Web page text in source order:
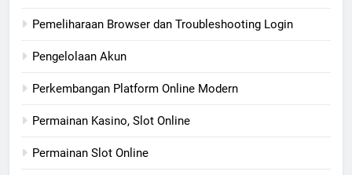
Pemeliharaan Browser dan Troubleshooting Login
Pengelolaan Akun
Perkembangan Platform Online Modern
Permainan Kasino, Slot Online
Permainan Slot Online